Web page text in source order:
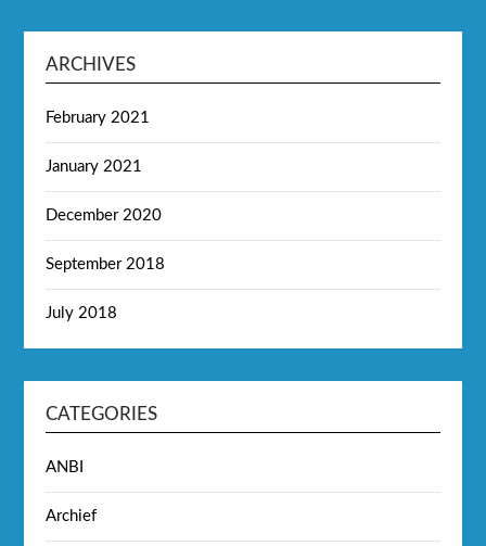
ARCHIVES
February 2021
January 2021
December 2020
September 2018
July 2018
CATEGORIES
ANBI
Archief